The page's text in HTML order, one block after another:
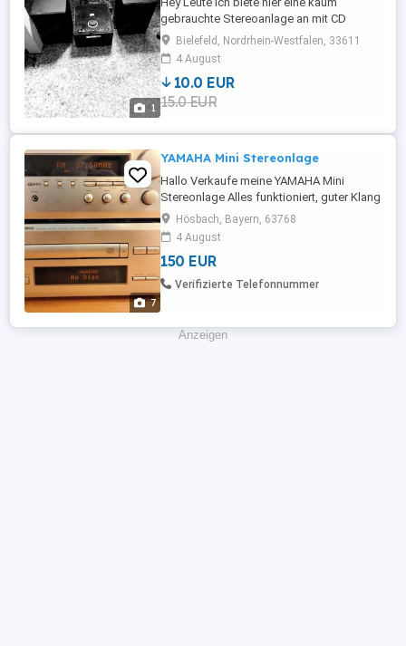
1
gebrauchte Stereoanlage an mit CD
Bluetooth und Radio zum Hammapreis an
schnap zu kein Versand nur
Selbstabholung Neupreis 98.99 Euro
Meinpreis 10.00 Euro
Bielefeld, Nordrhein-Westfalen, 33611
4 August
10.0 EUR
15.0 EUR
7
YAMAHA Mini Stereonlage
Hallo Verkaufe meine YAMAHA Mini
Stereonlage Alles funktioniert, guter Klang
Schöne Optik, Fernbedienung Nur
abholung. Bezahlung über PayPal
Hösbach, Bayern, 63768
4 August
150 EUR
Verifizierte Telefonnummer
Anzeigen